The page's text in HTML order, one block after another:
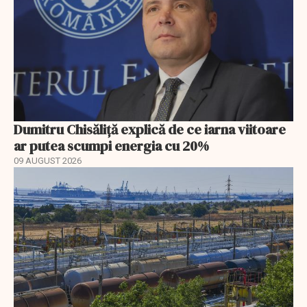
Dumitru Chisăliță explică de ce iarna viitoare
ar putea scumpi energia cu 20%
09 AUGUST 2026